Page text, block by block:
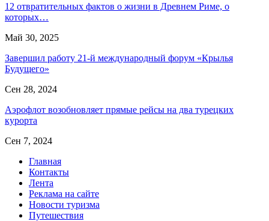
12 отвратительных фактов о жизни в Древнем Риме, о
которых…
Май 30, 2025
Завершил работу 21-й международный форум «Крылья
Будущего»
Сен 28, 2024
Аэрофлот возобновляет прямые рейсы на два турецких
курорта
Сен 7, 2024
Главная
Контакты
Лента
Реклама на сайте
Новости туризма
Путешествия